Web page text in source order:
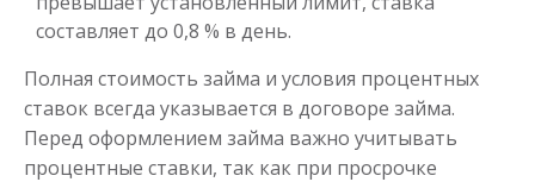
Одолжим до 30 дней
составляет до 0,8 % в день.
Полная стоимость займа и условия процентных
ставок всегда указывается в договоре займа.
Перед оформлением займа важно учитывать
процентные ставки, так как при просрочке